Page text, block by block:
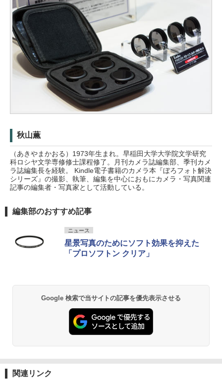
秋山薫
（あきやまかおる）1973年生まれ。早稲田大学大学院文学研究
科ロシヤ文学専修修士課程修了。月刊カメラ誌編集部、季刊カメ
ラ誌編集長を経験。 Kindle電子書籍のカメラ本『ぼろフォト解決
シリーズ』の撮影、執筆、編集を中心におもにカメラ・写真関連
記事の編集者・写真家として活動している。
編集部のおすすめ記事
ニュース
星景写真のためにソフト効果を抑えた
「プロソフトン クリア」
Google 検索で当サイトの記事を優先表示させる
関連リンク